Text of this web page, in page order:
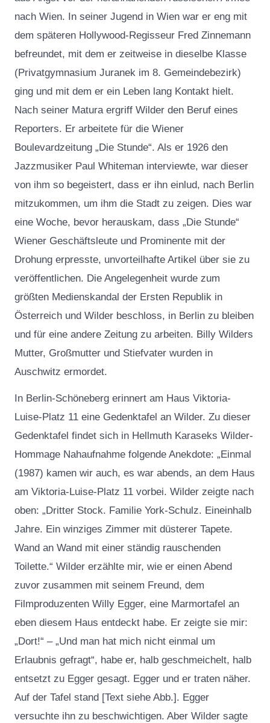
nach Wien. In seiner Jugend in Wien war er eng mit
dem späteren Hollywood-Regisseur Fred Zinnemann
befreundet, mit dem er zeitweise in dieselbe Klasse
(Privatgymnasium Juranek im 8. Gemeindebezirk)
ging und mit dem er ein Leben lang Kontakt hielt.
Nach seiner Matura ergriff Wilder den Beruf eines
Reporters. Er arbeitete für die Wiener
Boulevardzeitung „Die Stunde“. Als er 1926 den
Jazzmusiker Paul Whiteman interviewte, war dieser
von ihm so begeistert, dass er ihn einlud, nach Berlin
mitzukommen, um ihm die Stadt zu zeigen. Dies war
eine Woche, bevor herauskam, dass „Die Stunde“
Wiener Geschäftsleute und Prominente mit der
Drohung erpresste, unvorteilhafte Artikel über sie zu
veröffentlichen. Die Angelegenheit wurde zum
größten Medienskandal der Ersten Republik in
Österreich und Wilder beschloss, in Berlin zu bleiben
und für eine andere Zeitung zu arbeiten. Billy Wilders
Mutter, Großmutter und Stiefvater wurden in
Auschwitz ermordet.
In Berlin-Schöneberg erinnert am Haus Viktoria-
Luise-Platz 11 eine Gedenktafel an Wilder. Zu dieser
Gedenktafel findet sich in Hellmuth Karaseks Wilder-
Hommage Nahaufnahme folgende Anekdote: „Einmal
(1987) kamen wir auch, es war abends, an dem Haus
am Viktoria-Luise-Platz 11 vorbei. Wilder zeigte nach
oben: „Dritter Stock. Familie York-Schulz. Eineinhalb
Jahre. Ein winziges Zimmer mit düsterer Tapete.
Wand an Wand mit einer ständig rauschenden
Toilette.“ Wilder erzählte mir, wie er einen Abend
zuvor zusammen mit seinem Freund, dem
Filmproduzenten Willy Egger, eine Marmortafel an
eben diesem Haus entdeckt habe. Er zeigte sie mir:
„Dort!“ – „Und man hat mich nicht einmal um
Erlaubnis gefragt“, habe er, halb geschmeichelt, halb
entsetzt zu Egger gesagt. Egger und er traten näher.
Auf der Tafel stand [Text siehe Abb.]. Egger
versuchte ihn zu beschwichtigen. Aber Wilder sagte